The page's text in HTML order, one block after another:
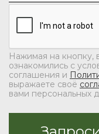
Нажимая на кнопку,
ознакомились с
соглашения и
выражаете своё
вами персональных